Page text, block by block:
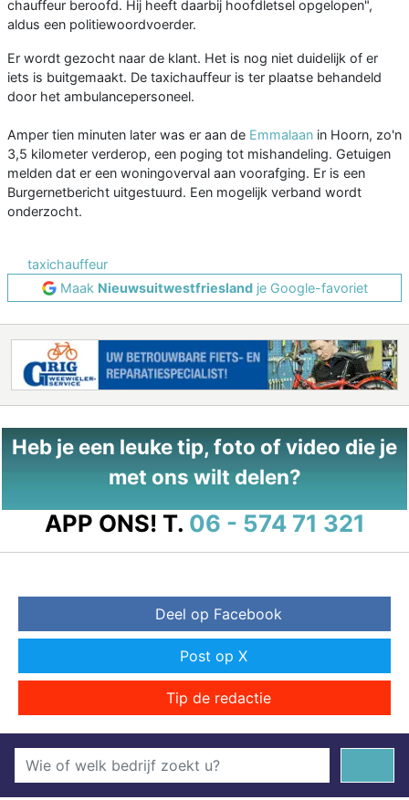
chauffeur beroofd. Hij heeft daarbij hoofdletsel opgelopen",
aldus een politiewoordvoerder.
Er wordt gezocht naar de klant. Het is nog niet duidelijk of er
iets is buitgemaakt. De taxichauffeur is ter plaatse behandeld
door het ambulancepersoneel.
Amper tien minuten later was er aan de Emmalaan in Hoorn, zo'n
3,5 kilometer verderop, een poging tot mishandeling. Getuigen
melden dat er een woningoverval aan voorafging. Er is een
Burgernetbericht uitgestuurd. Een mogelijk verband wordt
onderzocht.
taxichauffeur
Maak Nieuwsuitwestfrieslandje Google-favoriet
Heb je een leuke tip, foto of video die je
met ons wilt delen?
APP ONS! T. 06 - 574 71 321
Deel op Facebook
Post op X
Tip de redactie